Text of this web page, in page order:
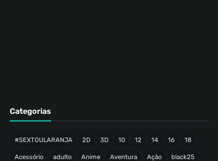
Categorias
#SEXTOULARANJA 2D 3D 10 12 14 16 18
Acessório adulto Anime Aventura Ação black25